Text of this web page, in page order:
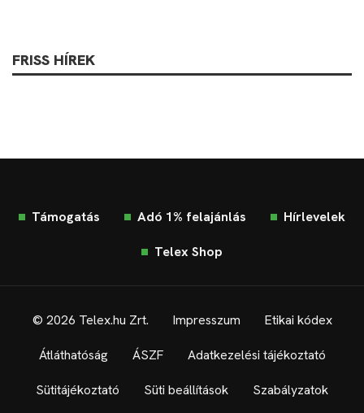
FRISS HÍREK
Támogatás Adó 1% felajánlás Hírlevelek
Telex Shop
© 2026 Telex.hu Zrt. Impresszum Etikai kódex
Átláthatóság ÁSZF Adatkezelési tájékoztató
Sütitájékoztató Süti beállítások Szabályzatok